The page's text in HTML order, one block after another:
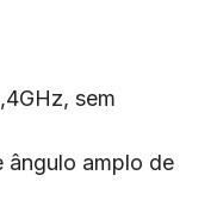
sem
ângulo amplo de